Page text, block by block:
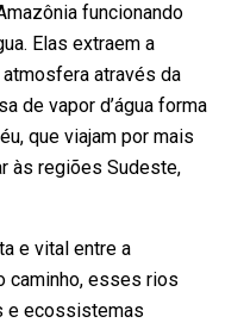
funcionando
Elas extraem a
através da
de vapor d’água forma
que viajam por mais
às regiões Sudeste,
e vital entre a
caminho, esses rios
e ecossistemas